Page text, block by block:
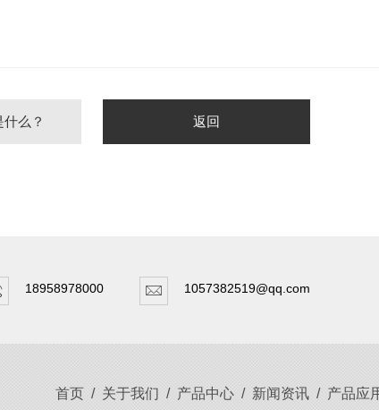
么？ 返回
18958978000 1057382519@qq.com
首页 / 关于我们 / 产品中心 / 新闻资讯 / 产品应